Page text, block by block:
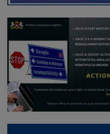
Organigrama
Aparatul
primăriei
Regulamentul
de
funcționare